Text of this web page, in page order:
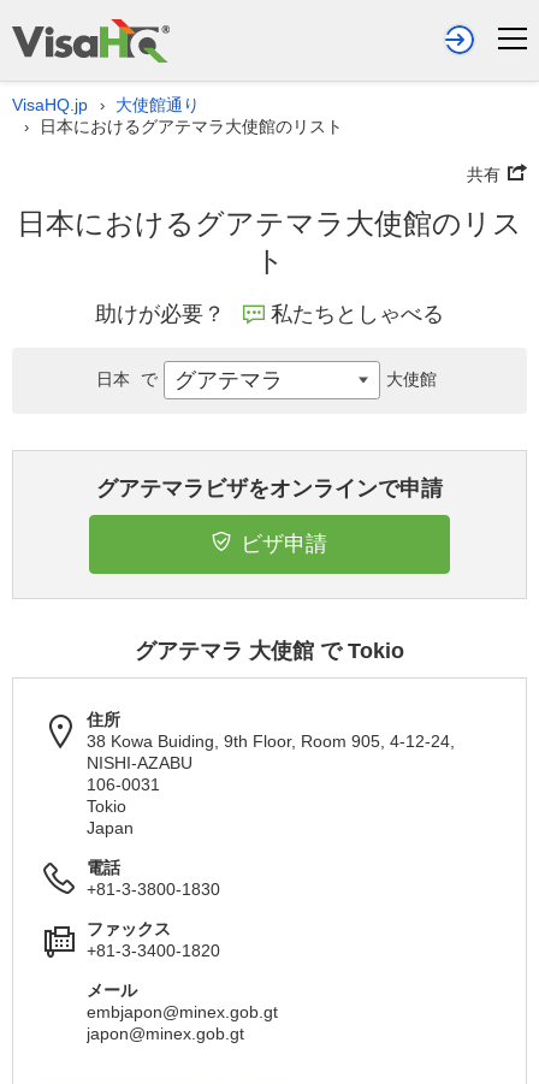
VisaHQ.jp › 大使館通り
› 日本におけるグアテマラ大使館のリスト
共有
日本におけるグアテマラ大使館のリス
ト
助けが必要？ 私たちとしゃべる
グアテマラビザをオンラインで申請
ビザ申請
グアテマラ 大使館 で Tokio
住所
38 Kowa Buiding, 9th Floor, Room 905, 4-12-24,
NISHI-AZABU
106-0031
Tokio
Japan
電話
+81-3-3800-1830
ファックス
+81-3-3400-1820
メール
embjapon@minex.gob.gt
japon@minex.gob.gt
日本 で グアテマラ 大使館